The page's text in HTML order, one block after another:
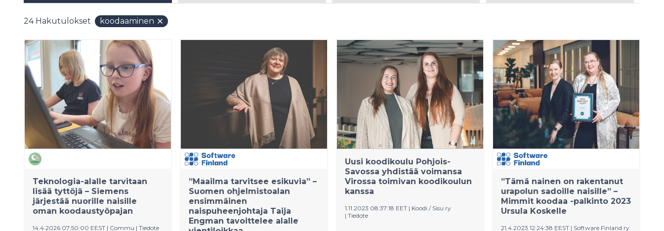
24 Hakutulokset koodaaminen
Teknologia-alalle tarvitaan
lisää tyttöjä – Siemens
järjestää nuorille naisille
oman koodaustyöpajan
14.4.2026 07:50:00 EEST | Commu | Tiedote
”Maailma tarvitsee esikuvia” –
Suomen ohjelmistoalan
ensimmäinen
naispuheenjohtaja Taija
Engman tavoittelee alalle
Uusi koodikoulu Pohjois-
Savossa yhdistää voimansa
Virossa toimivan koodikoulun
kanssa
1.11.2023 08:37:18 EET | Koodi / Sisu ry
| Tiedote
”Tämä nainen on rakentanut
urapolun sadoille naisille” –
Mimmit koodaa -palkinto 2023
Ursula Koskelle
21.4.2023 12:24:38 EEST | Software Finland ry